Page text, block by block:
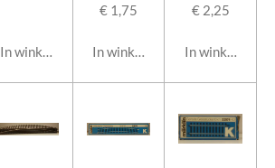
In winkelwagen
€ 1,75
In winkelwagen
€ 2,25
In